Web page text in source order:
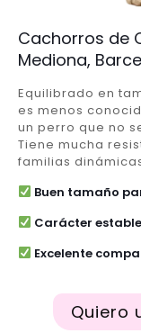
Cachorros de
Mediona,
Equilibrado en
es menos
un perro que no
Tiene mucha
familias
Buen tamaño
Carácter estable
Excelente
Quiero